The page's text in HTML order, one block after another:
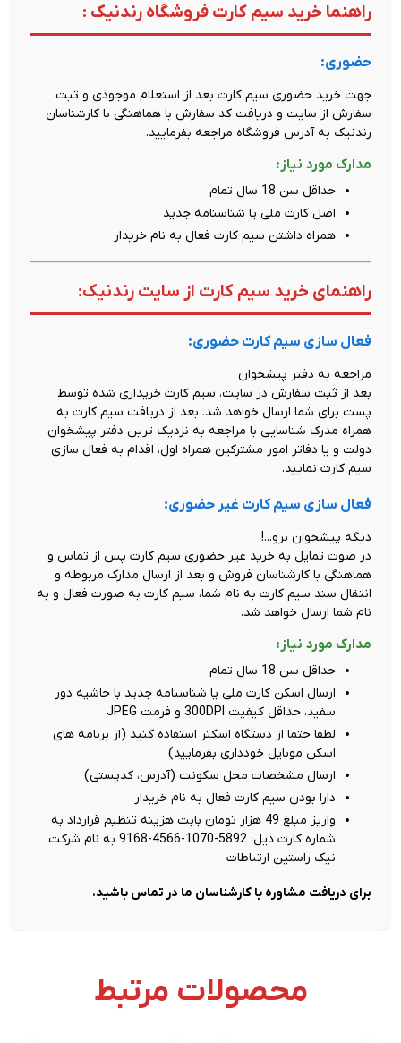
راهنما خرید سیم کارت فروشگاه رندنیک :
حضوری:
جهت خرید حضوری سیم کارت بعد از استعلام موجودی و ثبت
سفارش از سایت و دریافت کد سفارش با هماهنگی با کارشناسان
رندنیک به آدرس فروشگاه مراجعه بفرمایید.
مدارک مورد نیاز:
حداقل سن 18 سال تمام
اصل کارت ملی یا شناسنامه جدید
همراه داشتن سیم کارت فعال به نام خریدار
راهنمای خرید سیم کارت از سایت رندنیک:
فعال سازی سیم کارت حضوری:
مراجعه به دفتر پیشخوان
بعد از ثبت سفارش در سایت، سیم کارت خریداری شده توسط
پست برای شما ارسال خواهد شد. بعد از دریافت سیم کارت به
همراه مدرک شناسایی با مراجعه به نزدیک ترین دفتر پیشخوان
دولت و یا دفاتر امور مشترکین همراه اول، اقدام به فعال سازی
سیم کارت نمایید.
فعال سازی سیم کارت غیر حضوری:
دیگه پیشخوان نرو...!
در صوت تمایل به خرید غیر حضوری سیم کارت پس از تماس و
هماهنگی با کارشناسان فروش و بعد از ارسال مدارک مربوطه و
انتقال سند سیم کارت به نام شما، سیم کارت به صورت فعال و به
نام شما ارسال خواهد شد.
مدارک مورد نیاز:
حداقل سن 18 سال تمام
ارسال اسکن کارت ملی یا شناسنامه جدید با حاشیه دور
سفید، حداقل کیفیت 300DPI و فرمت JPEG
لطفا حتما از دستگاه اسکنر استفاده کنید (از برنامه های
اسکن موبایل خودداری بفرمایید)
ارسال مشخصات محل سکونت (آدرس، کدپستی)
دارا بودن سیم کارت فعال به نام خریدار
واریز مبلغ 49 هزار تومان بابت هزینه تنظیم قرارداد به
شماره کارت ذیل: 5892-1070-4566-9168 به نام شرکت
نیک راستین ارتباطات
برای دریافت مشاوره با کارشناسان ما در تماس باشید.
محصولات مرتبط